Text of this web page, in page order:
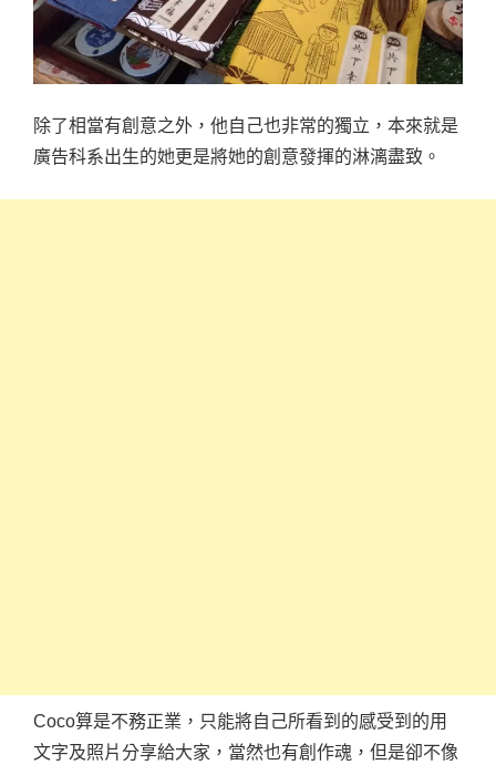
除了相當有創意之外，他自己也非常的獨立，本來就是
廣告科系出生的她更是將她的創意發揮的淋漓盡致。
Coco算是不務正業，只能將自己所看到的感受到的用
文字及照片分享給大家，當然也有創作魂，但是卻不像